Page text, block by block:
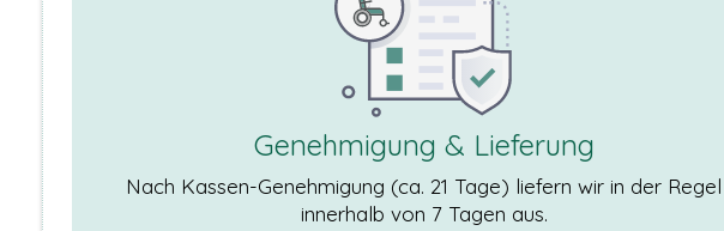
Genehmigung & Lieferung
Nach Kassen-Genehmigung (ca. 21 Tage) liefern wir in der Regel
innerhalb von 7 Tagen aus.
Browser
aufzeichnen
können, z. B.
die Aktionen
auf einer
Webseite,
Surfaktivitäten,
geografischer
Standort, usw.
Diese helfen
uns gewisse